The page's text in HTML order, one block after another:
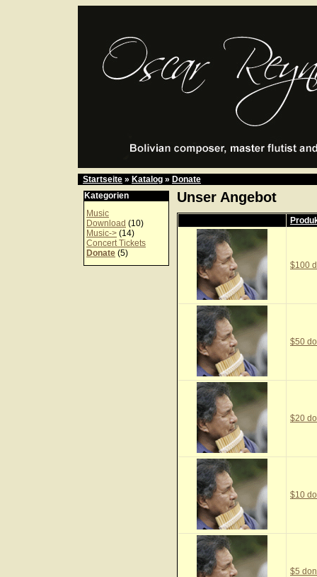
Startseite » Katalog » Donate
Kategorien
Music
Download (10)
Music-> (14)
Concert Tickets
Donate (5)
Unser Angebot
$100
$50
$20
$10
$5